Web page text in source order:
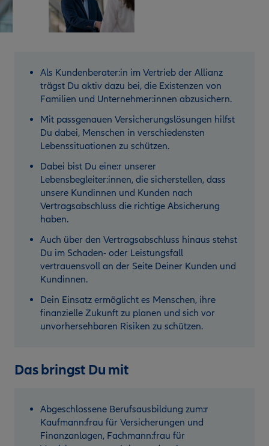
Als Kundenberater:in im Vertrieb der Allianz
trägst Du aktiv dazu bei, die Existenzen von
Familien und Unternehmer:innen abzusichern.
Mit passgenauen Versicherungslösungen hilfst
Du dabei, Menschen in verschiedensten
Lebenssituationen zu schützen.
Dabei bist Du eine:r unserer
Lebensbegleiter:innen, die sicherstellen, dass
unsere Kundinnen und Kunden nach
Vertragsabschluss die richtige Absicherung
haben.
Auch über den Vertragsabschluss hinaus stehst
Du im Schaden- oder Leistungsfall
vertrauensvoll an der Seite Deiner Kunden und
Kundinnen.
Dein Einsatz ermöglicht es Menschen, ihre
finanzielle Zukunft zu planen und sich vor
unvorhersehbaren Risiken zu schützen.
Das bringst Du mit
Abgeschlossene Berufsausbildung zum:r
Kaufmann:frau für Versicherungen und
Finanzanlagen, Fachmann:frau für